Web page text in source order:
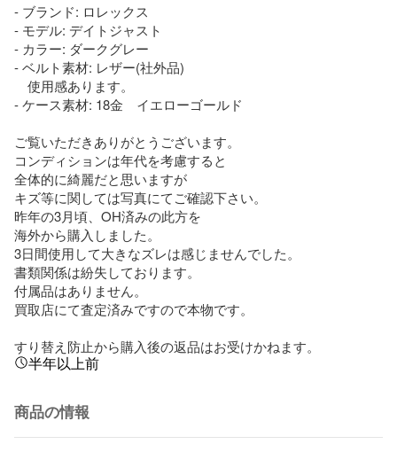
- ブランド: ロレックス
- モデル: デイトジャスト
- カラー: ダークグレー
- ベルト素材: レザー(社外品)
使用感あります。
- ケース素材: 18金　イエローゴールド
ご覧いただきありがとうございます。
コンディションは年代を考慮すると
全体的に綺麗だと思いますが
キズ等に関しては写真にてご確認下さい。
昨年の3月頃、OH済みの此方を
海外から購入しました。
3日間使用して大きなズレは感じませんでした。
書類関係は紛失しております。
付属品はありません。
買取店にて査定済みですので本物です。
すり替え防止から購入後の返品はお受けかねます。
半年以上前
商品の情報